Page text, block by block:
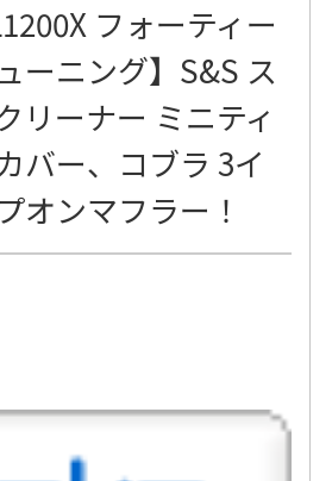
フォーティー
ーニング】S&S ス
リーナー ミニティ
バー、コブラ 3イ
オンマフラー！